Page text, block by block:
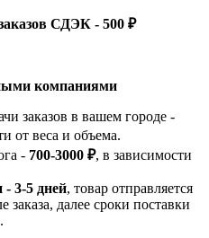
СДЭК - 500 ₽
компаниями
заказов в вашем городе -
от веса и объема.
- 700-3000 ₽, в зависимости
- 3-5 дней, товар отправляется
далее сроки поставки